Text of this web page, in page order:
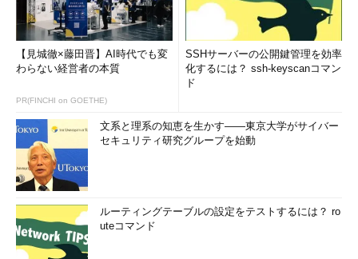
【見城徹×藤田晋】AI時代でも変
わらない経営者の本質
PR(FINCHI on GOETHE)
SSHサーバーの公開鍵管理を効率
化するには？ ssh-keyscanコマン
ド
文系と理系の知恵を生かす――東京大学がサイバー
セキュリティ研究グループを始動
ルーティングテーブルの設定をテストするには？ ro
uteコマンド